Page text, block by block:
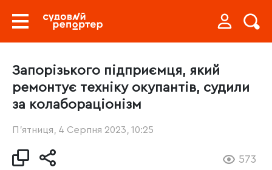
Запорізького підприємця, який
ремонтує техніку окупантів, судили
за колабораціонізм
П’ятниця, 4 Серпня 2023, 10:25
573